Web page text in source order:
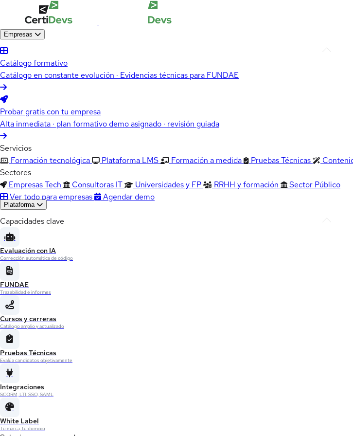
Empresas
Catálogo formativo
Catálogo en constante evolución · Evidencias técnicas para FUNDAE
Probar gratis con tu empresa
Alta inmediata · plan formativo demo asignado · revisión guiada
Servicios
Formación tecnológica
Plataforma LMS Formación a medida Pruebas Técnicas
Sectores
Empresas Tech
Consultoras IT Universidades y FP RRHH y formación
Sector Público
Ver todo para empresas
Agendar demo
Plataforma
Capacidades clave
Evaluación con IA
Corrección automática de código
FUNDAE
Trazabilidad e informes
Cursos y carreras
Catálogo amplio y actualizado
Pruebas Técnicas
Evalúa candidatos objetivamente
Integraciones
SCORM, LTI, SSO, SAML
White Label
Tu marca, tu dominio